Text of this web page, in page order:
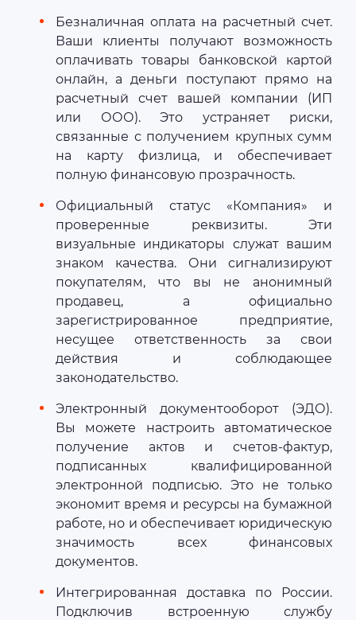
Безналичная оплата на расчетный счет.
Ваши клиенты получают возможность
оплачивать товары банковской картой
онлайн, а деньги поступают прямо на
расчетный счет вашей компании (ИП
или ООО). Это устраняет риски,
связанные с получением крупных сумм
на карту физлица, и обеспечивает
полную финансовую прозрачность.
Официальный статус «Компания» и
проверенные реквизиты. Эти
визуальные индикаторы служат вашим
знаком качества. Они сигнализируют
покупателям, что вы не анонимный
продавец, а официально
зарегистрированное предприятие,
несущее ответственность за свои
действия и соблюдающее
законодательство.
Электронный документооборот (ЭДО).
Вы можете настроить автоматическое
получение актов и счетов-фактур,
подписанных квалифицированной
электронной подписью. Это не только
экономит время и ресурсы на бумажной
работе, но и обеспечивает юридическую
значимость всех финансовых
документов.
Интегрированная доставка по России.
Подключив встроенную службу